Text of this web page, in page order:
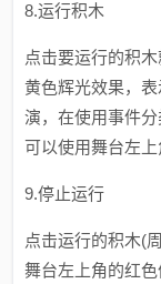
8.运行积木
点击要运行的积
黄色辉光效果，
演，在使用事件
可以使用舞台左上
9.停止运行
点击运行的积木(
舞台左上角的红色